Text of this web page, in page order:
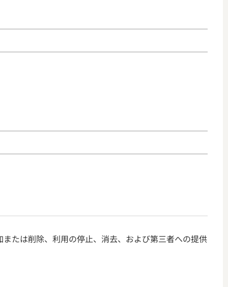
たは削除、利用の停止、消去、および第三者への提供